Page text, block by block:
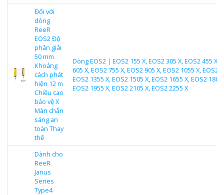
Đối với
dòng
ReeR
EOS2 Độ
phân giải
50 mm
Khoảng
cách phát
hiện 12 m
Chiều cao
bảo vệ X
Màn chắn
sáng an
toàn Thay
thế
Dòng EOS2 | EOS2 155 X, EOS2 305 X, EOS2 455 X,
605 X, EOS2 755 X, EOS2 905 X, EOS2 1055 X, EOS2
EOS2 1355 X, EOS2 1505 X, EOS2 1655 X, EOS2 1805
EOS2 1955 X, EOS2 2105 X, EOS2 2255 X
Dành cho
ReeR
Janus
Series
Type4